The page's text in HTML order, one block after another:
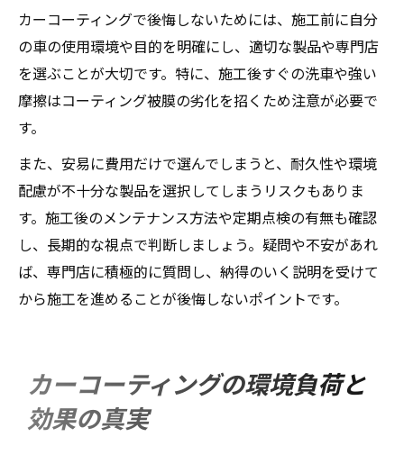
カーコーティングで後悔しないためには、施工前に自分
の車の使用環境や目的を明確にし、適切な製品や専門店
を選ぶことが大切です。特に、施工後すぐの洗車や強い
摩擦はコーティング被膜の劣化を招くため注意が必要で
す。
また、安易に費用だけで選んでしまうと、耐久性や環境
配慮が不十分な製品を選択してしまうリスクもありま
す。施工後のメンテナンス方法や定期点検の有無も確認
し、長期的な視点で判断しましょう。疑問や不安があれ
ば、専門店に積極的に質問し、納得のいく説明を受けて
から施工を進めることが後悔しないポイントです。
カーコーティングの環境負荷と
効果の真実